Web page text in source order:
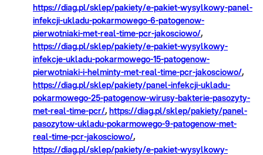
https://diag.pl/sklep/pakiety/e-pakiet-wysylkowy-panel-
infekcji-ukladu-pokarmowego-6-patogenow-
pierwotniaki-met-real-time-pcr-jakosciowo/,
https://diag.pl/sklep/pakiety/e-pakiet-wysylkowy-
infekcje-ukladu-pokarmowego-15-patogenow-
pierwotniaki-i-helminty-met-real-time-pcr-jakosciowo/,
https://diag.pl/sklep/pakiety/panel-infekcji-ukladu-
pokarmowego-25-patogenow-wirusy-bakterie-pasozyty-
met-real-time-pcr/, https://diag.pl/sklep/pakiety/panel-
pasozytow-ukladu-pokarmowego-9-patogenow-met-
real-time-pcr-jakosciowo/,
https://diag.pl/sklep/pakiety/e-pakiet-wysylkowy-